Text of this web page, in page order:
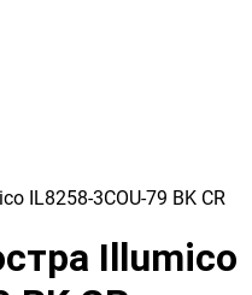
IL8258-3COU-79 BK CR
Illumico